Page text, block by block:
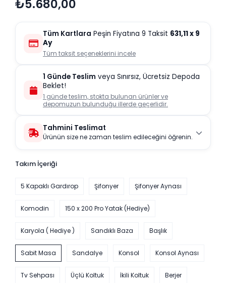
₺5.680,00
Tüm Kartlara Peşin Fiyatına 9 Taksit 631,11x 9
Ay
Tüm taksit seçeneklerini incele
1 Günde Teslim veya Sınırsız, Ücretsiz Depoda
Beklet!
1 günde teslim, stokta bulunan ürünler ve
depomuzun bulunduğu illerde geçerlidir.
Tahmini Teslimat
Ürünün size ne zaman teslim edileceğini öğrenin.
Takım İçeriği
5 Kapaklı Gardırop Şifonyer Şifonyer Aynası
Komodin 150 x 200 Pro Yatak (Hediye)
Karyola ( Hediye ) Sandıklı Baza Başlık
Sabit Masa Sandalye Konsol Konsol Aynası
Tv Sehpası Üçlü Koltuk İkili Koltuk Berjer